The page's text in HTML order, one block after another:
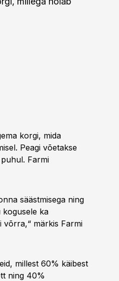
korgi, mida
Peagi võetakse
Farmi
säästmisega ning
kogusele ka
võrra,“ märkis Farmi
millest 60% käibest
ning 40%